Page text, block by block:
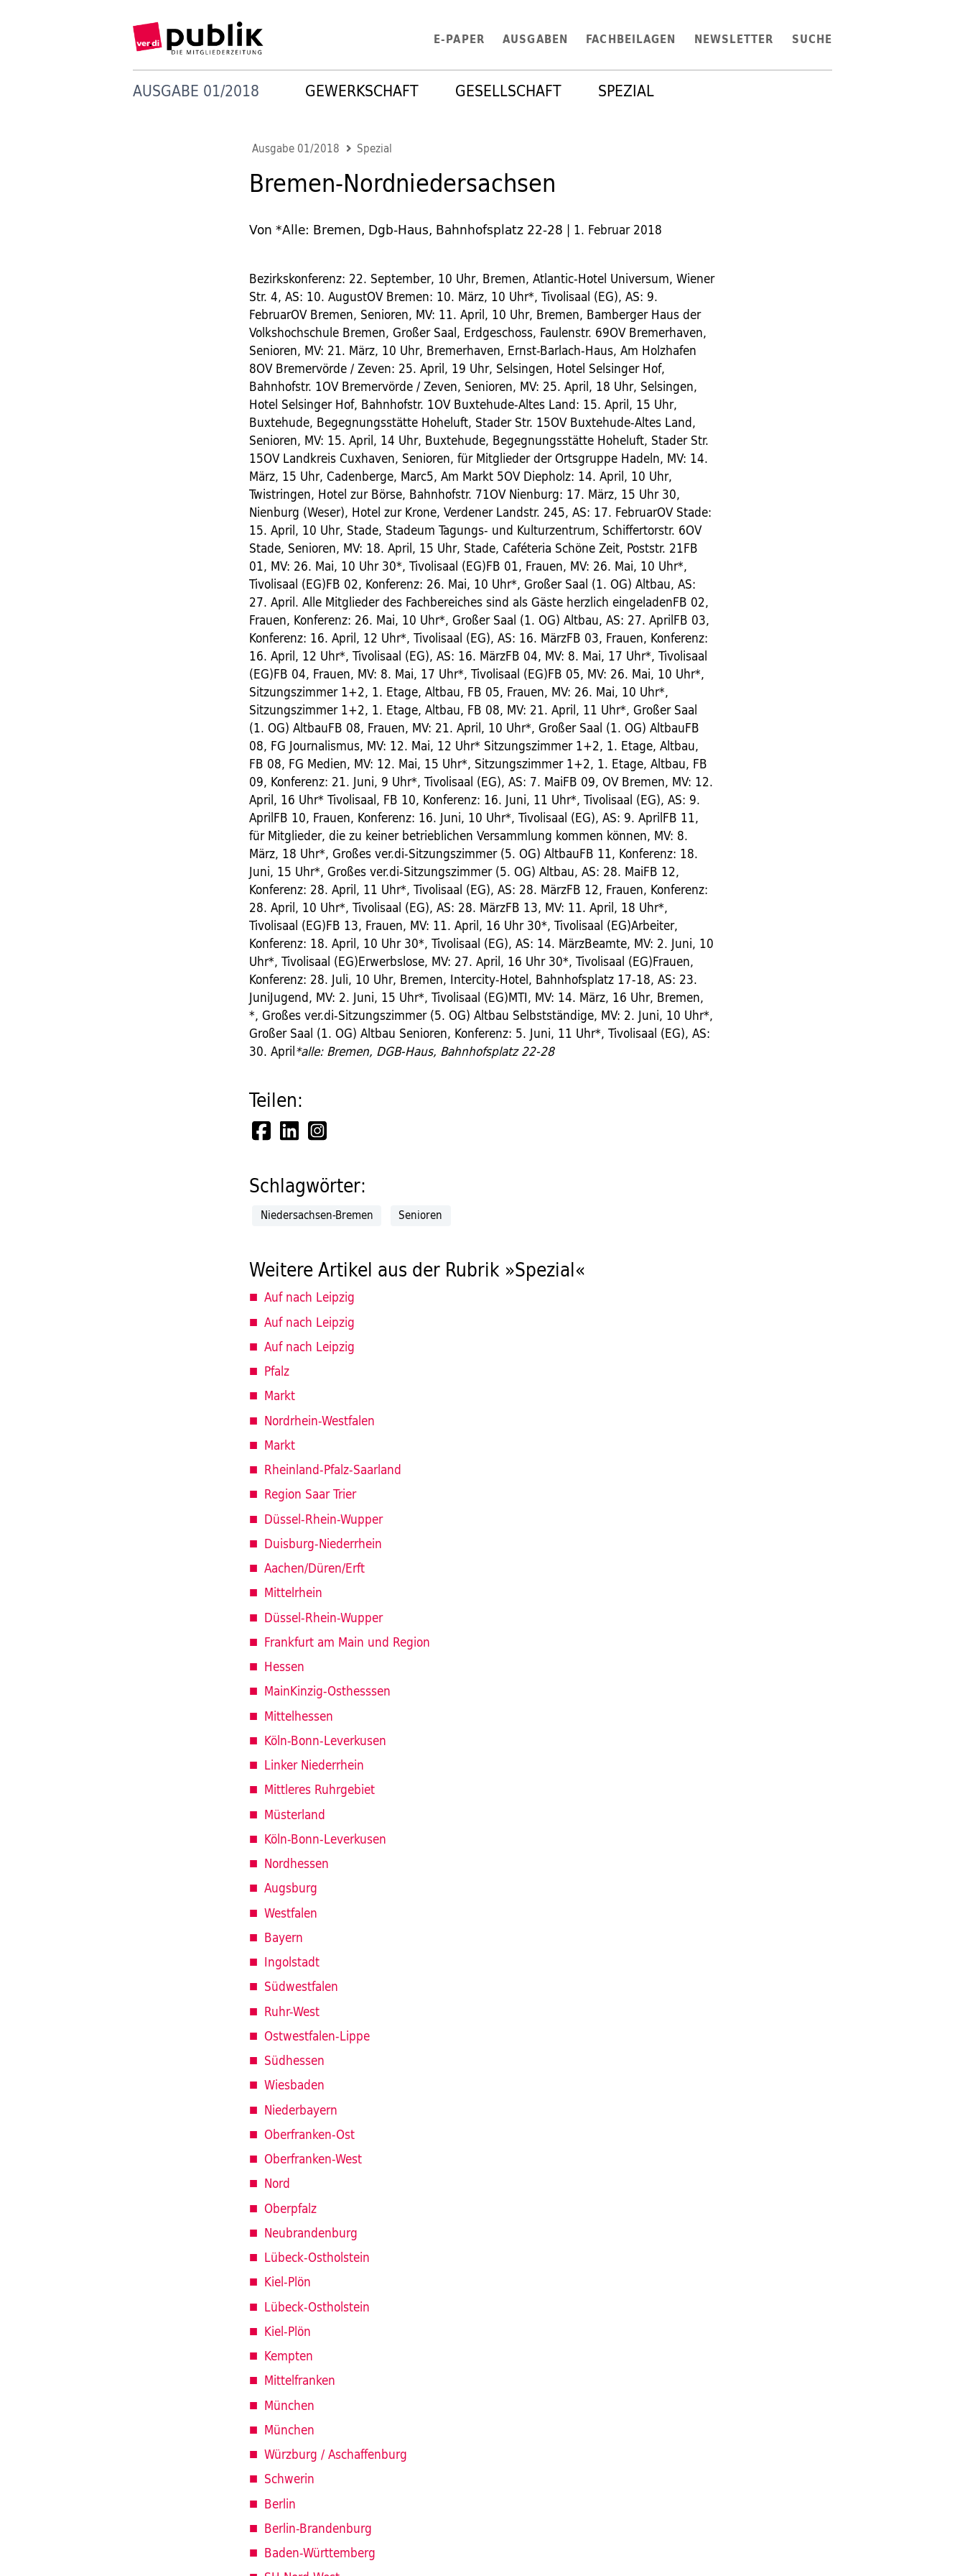
E-PAPER AUSGABEN FACHBEILAGEN NEWSLETTER SUCHE
AUSGABE 01/2018 GEWERKSCHAFT GESELLSCHAFT SPEZIAL
Ausgabe 01/2018 Spezial
Bremen-Nordniedersachsen
Von *Alle: Bremen, Dgb-Haus, Bahnhofsplatz 22-28 | 1. Februar 2018
Bezirkskonferenz: 22. September, 10 Uhr, Bremen, Atlantic-Hotel Universum, Wiener
Str. 4, AS: 10. AugustOV Bremen: 10. März, 10 Uhr*, Tivolisaal (EG), AS: 9.
FebruarOV Bremen, Senioren, MV: 11. April, 10 Uhr, Bremen, Bamberger Haus der
Volkshochschule Bremen, Großer Saal, Erdgeschoss, Faulenstr. 69OV Bremerhaven,
Senioren, MV: 21. März, 10 Uhr, Bremerhaven, Ernst-Barlach-Haus, Am Holzhafen
8OV Bremervörde / Zeven: 25. April, 19 Uhr, Selsingen, Hotel Selsinger Hof,
Bahnhofstr. 1OV Bremervörde / Zeven, Senioren, MV: 25. April, 18 Uhr, Selsingen,
Hotel Selsinger Hof, Bahnhofstr. 1OV Buxtehude-Altes Land: 15. April, 15 Uhr,
Buxtehude, Begegnungsstätte Hoheluft, Stader Str. 15OV Buxtehude-Altes Land,
Senioren, MV: 15. April, 14 Uhr, Buxtehude, Begegnungsstätte Hoheluft, Stader Str.
15OV Landkreis Cuxhaven, Senioren, für Mitglieder der Ortsgruppe Hadeln, MV: 14.
März, 15 Uhr, Cadenberge, Marc5, Am Markt 5OV Diepholz: 14. April, 10 Uhr,
Twistringen, Hotel zur Börse, Bahnhofstr. 71OV Nienburg: 17. März, 15 Uhr 30,
Nienburg (Weser), Hotel zur Krone, Verdener Landstr. 245, AS: 17. FebruarOV Stade:
15. April, 10 Uhr, Stade, Stadeum Tagungs- und Kulturzentrum, Schiffertorstr. 6OV
Stade, Senioren, MV: 18. April, 15 Uhr, Stade, Caféteria Schöne Zeit, Poststr. 21FB
01, MV: 26. Mai, 10 Uhr 30*, Tivolisaal (EG)FB 01, Frauen, MV: 26. Mai, 10 Uhr*,
Tivolisaal (EG)FB 02, Konferenz: 26. Mai, 10 Uhr*, Großer Saal (1. OG) Altbau, AS:
27. April. Alle Mitglieder des Fachbereiches sind als Gäste herzlich eingeladenFB 02,
Frauen, Konferenz: 26. Mai, 10 Uhr*, Großer Saal (1. OG) Altbau, AS: 27. AprilFB 03,
Konferenz: 16. April, 12 Uhr*, Tivolisaal (EG), AS: 16. MärzFB 03, Frauen, Konferenz:
16. April, 12 Uhr*, Tivolisaal (EG), AS: 16. MärzFB 04, MV: 8. Mai, 17 Uhr*, Tivolisaal
(EG)FB 04, Frauen, MV: 8. Mai, 17 Uhr*, Tivolisaal (EG)FB 05, MV: 26. Mai, 10 Uhr*,
Sitzungszimmer 1+2, 1. Etage, Altbau, FB 05, Frauen, MV: 26. Mai, 10 Uhr*,
Sitzungszimmer 1+2, 1. Etage, Altbau, FB 08, MV: 21. April, 11 Uhr*, Großer Saal
(1. OG) AltbauFB 08, Frauen, MV: 21. April, 10 Uhr*, Großer Saal (1. OG) AltbauFB
08, FG Journalismus, MV: 12. Mai, 12 Uhr* Sitzungszimmer 1+2, 1. Etage, Altbau,
FB 08, FG Medien, MV: 12. Mai, 15 Uhr*, Sitzungszimmer 1+2, 1. Etage, Altbau, FB
09, Konferenz: 21. Juni, 9 Uhr*, Tivolisaal (EG), AS: 7. MaiFB 09, OV Bremen, MV: 12.
April, 16 Uhr* Tivolisaal, FB 10, Konferenz: 16. Juni, 11 Uhr*, Tivolisaal (EG), AS: 9.
AprilFB 10, Frauen, Konferenz: 16. Juni, 10 Uhr*, Tivolisaal (EG), AS: 9. AprilFB 11,
für Mitglieder, die zu keiner betrieblichen Versammlung kommen können, MV: 8.
März, 18 Uhr*, Großes ver.di-Sitzungszimmer (5. OG) AltbauFB 11, Konferenz: 18.
Juni, 15 Uhr*, Großes ver.di-Sitzungszimmer (5. OG) Altbau, AS: 28. MaiFB 12,
Konferenz: 28. April, 11 Uhr*, Tivolisaal (EG), AS: 28. MärzFB 12, Frauen, Konferenz:
28. April, 10 Uhr*, Tivolisaal (EG), AS: 28. MärzFB 13, MV: 11. April, 18 Uhr*,
Tivolisaal (EG)FB 13, Frauen, MV: 11. April, 16 Uhr 30*, Tivolisaal (EG)Arbeiter,
Konferenz: 18. April, 10 Uhr 30*, Tivolisaal (EG), AS: 14. MärzBeamte, MV: 2. Juni, 10
Uhr*, Tivolisaal (EG)Erwerbslose, MV: 27. April, 16 Uhr 30*, Tivolisaal (EG)Frauen,
Konferenz: 28. Juli, 10 Uhr, Bremen, Intercity-Hotel, Bahnhofsplatz 17-18, AS: 23.
JuniJugend, MV: 2. Juni, 15 Uhr*, Tivolisaal (EG)MTI, MV: 14. März, 16 Uhr, Bremen,
*, Großes ver.di-Sitzungszimmer (5. OG) Altbau Selbstständige, MV: 2. Juni, 10 Uhr*,
Großer Saal (1. OG) Altbau Senioren, Konferenz: 5. Juni, 11 Uhr*, Tivolisaal (EG), AS:
30. April*alle: Bremen, DGB-Haus, Bahnhofsplatz 22-28
Teilen:
Schlagwörter:
Niedersachsen-Bremen Senioren
Weitere Artikel aus der Rubrik »Spezial«
Auf nach Leipzig
Auf nach Leipzig
Auf nach Leipzig
Pfalz
Markt
Nordrhein-Westfalen
Markt
Rheinland-Pfalz-Saarland
Region Saar Trier
Düssel-Rhein-Wupper
Duisburg-Niederrhein
Aachen/Düren/Erft
Mittelrhein
Düssel-Rhein-Wupper
Frankfurt am Main und Region
Hessen
MainKinzig-Osthesssen
Mittelhessen
Köln-Bonn-Leverkusen
Linker Niederrhein
Mittleres Ruhrgebiet
Müsterland
Köln-Bonn-Leverkusen
Nordhessen
Augsburg
Westfalen
Bayern
Ingolstadt
Südwestfalen
Ruhr-West
Ostwestfalen-Lippe
Südhessen
Wiesbaden
Niederbayern
Oberfranken-Ost
Oberfranken-West
Nord
Oberpfalz
Neubrandenburg
Lübeck-Ostholstein
Kiel-Plön
Lübeck-Ostholstein
Kiel-Plön
Kempten
Mittelfranken
München
München
Würzburg / Aschaffenburg
Schwerin
Berlin
Berlin-Brandenburg
Baden-Württemberg